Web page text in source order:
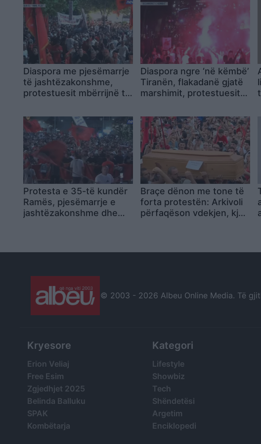
Diaspora me pjesëmarrje
të jashtëzakonshme,
protestuesit mbërrijnë te
çunat! Arrestoni Ramën
Diaspora ngre ‘në këmbë’
Tiranën, flakadanë gjatë
marshimit, protestuesit
rrugët e kryeqytetit
Protesta e 35-të kundër
Ramës, pjesëmarrje e
jashtëzakonshme dhe
Braçe dënon me tone të
forta protestën: Arkivoli
përfaqëson vdekjen, kjo
© 2003 - 2026 Albeu Online Media. Të
Kryesore
Erion Veliaj
Free Esim
Zgjedhjet 2025
Belinda Balluku
SPAK
Kombëtarja
Kategori
Lifestyle
Showbiz
Tech
Shëndetësi
Argetim
Enciklopedi